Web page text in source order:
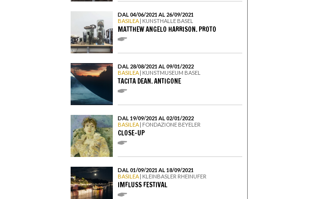
DAL 04/06/2021 AL 26/09/2021
BASILEA | KUNSTHALLE BASEL
MATTHEW ANGELO HARRISON. PROTO
DAL 28/08/2021 AL 09/01/2022
BASILEA | KUNSTMUSEUM BASEL
TACITA DEAN. ANTIGONE
DAL 19/09/2021 AL 02/01/2022
BASILEA | FONDAZIONE BEYELER
CLOSE-UP
DAL 01/09/2021 AL 18/09/2021
BASILEA | KLEINBASLER RHEINUFER
IMFLUSS FESTIVAL